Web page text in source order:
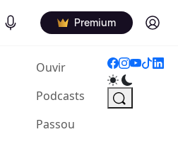
Podcasts Premium Log in
Ouvir(current)
Podcasts
Passou